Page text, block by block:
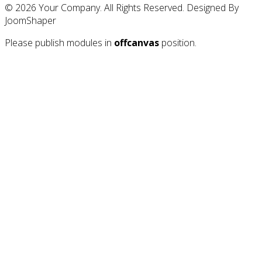
© 2026 Your Company. All Rights Reserved. Designed By
JoomShaper
Please publish modules in offcanvas position.